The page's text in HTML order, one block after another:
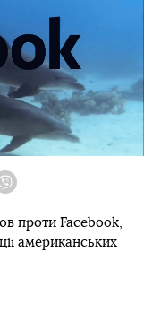
проти Facebook,
американських